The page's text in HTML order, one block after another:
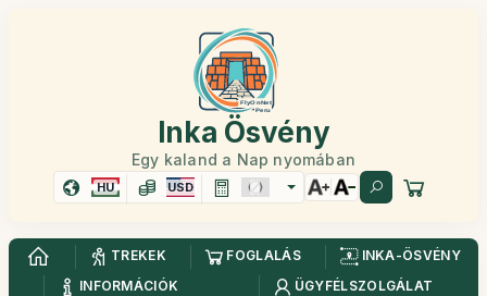
Inka Ösvény
Egy kaland a Nap nyomában
HU USD
TREKEK FOGLALÁS
INKA-ÖSVÉNY
INFORMÁCIÓK
ÜGYFÉLSZOLGÁLAT